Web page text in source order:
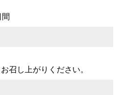
召し上がりください。